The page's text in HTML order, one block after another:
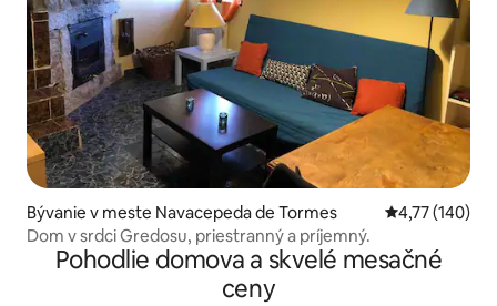
Bývanie v meste Navacepeda de Tormes Priemerné
4,77 (140)
Dom v srdci Gredosu, priestranný a príjemný.
Pohodlie domova a skvelé mesačné
ceny